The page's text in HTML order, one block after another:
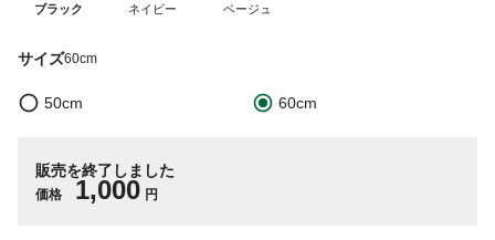
ブラック ネイビー ベージュ
サイズ60cm
50cm 60cm
販売を終了しました
価格 1,000 円